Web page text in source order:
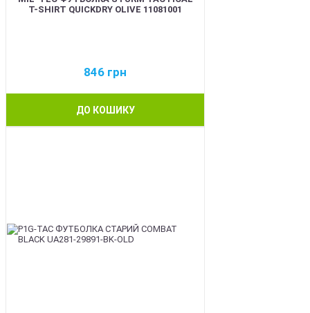
T-SHIRT QUICKDRY OLIVE 11081001
846 грн
ДО КОШИКУ